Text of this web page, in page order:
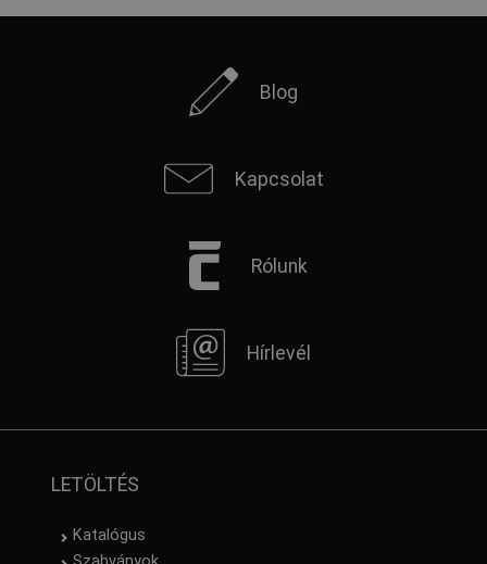
Blog
Kapcsolat
Rólunk
Hírlevél
LETÖLTÉS
Katalógus